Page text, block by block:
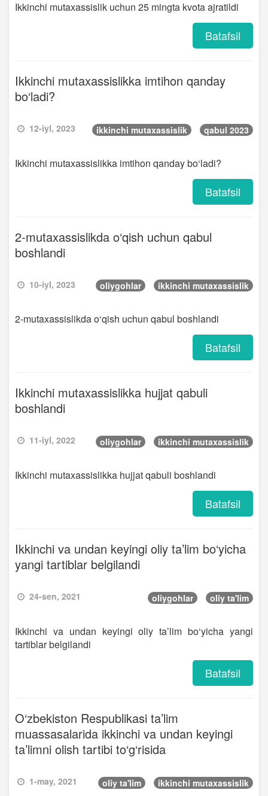
Ikkinchi mutaxassislik uchun 25 mingta kvota ajratildi
Batafsil
Ikkinchi mutaxassislikka imtihon qanday
bo‘ladi?
12-iyl, 2023 ikkinchi mutaxassislik qabul 2023
Ikkinchi mutaxassislikka imtihon qanday bo‘ladi?
Batafsil
2-mutaxassislikda o‘qish uchun qabul
boshlandi
10-iyl, 2023 oliygohlar ikkinchi mutaxassislik
2-mutaxassislikda o‘qish uchun qabul boshlandi
Batafsil
Ikkinchi mutaxassislikka hujjat qabuli
boshlandi
11-iyl, 2022 oliygohlar ikkinchi mutaxassislik
Ikkinchi mutaxassislikka hujjat qabuli boshlandi
Batafsil
Ikkinchi va undan keyingi oliy ta’lim bo‘yicha
yangi tartiblar belgilandi
24-sen, 2021 oliygohlar oliy ta'lim
Ikkinchi va undan keyingi oliy ta’lim bo‘yicha yangi
tartiblar belgilandi
Batafsil
O‘zbekiston Respublikasi ta’lim
muassasalarida ikkinchi va undan keyingi
ta’limni olish tartibi to‘g‘risida
1-may, 2021 oliy ta'lim ikkinchi mutaxassislik